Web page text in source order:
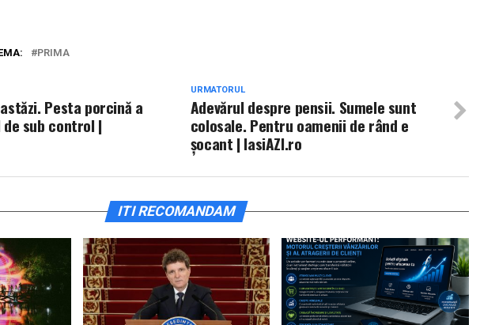
PRIMA
URMATORUL
Adevărul despre pensii. Sumele sunt
colosale. Pentru oamenii de rând e
şocant | IasiAZI.ro
Pesta porcină a
sub control |
ITI RECOMANDAM